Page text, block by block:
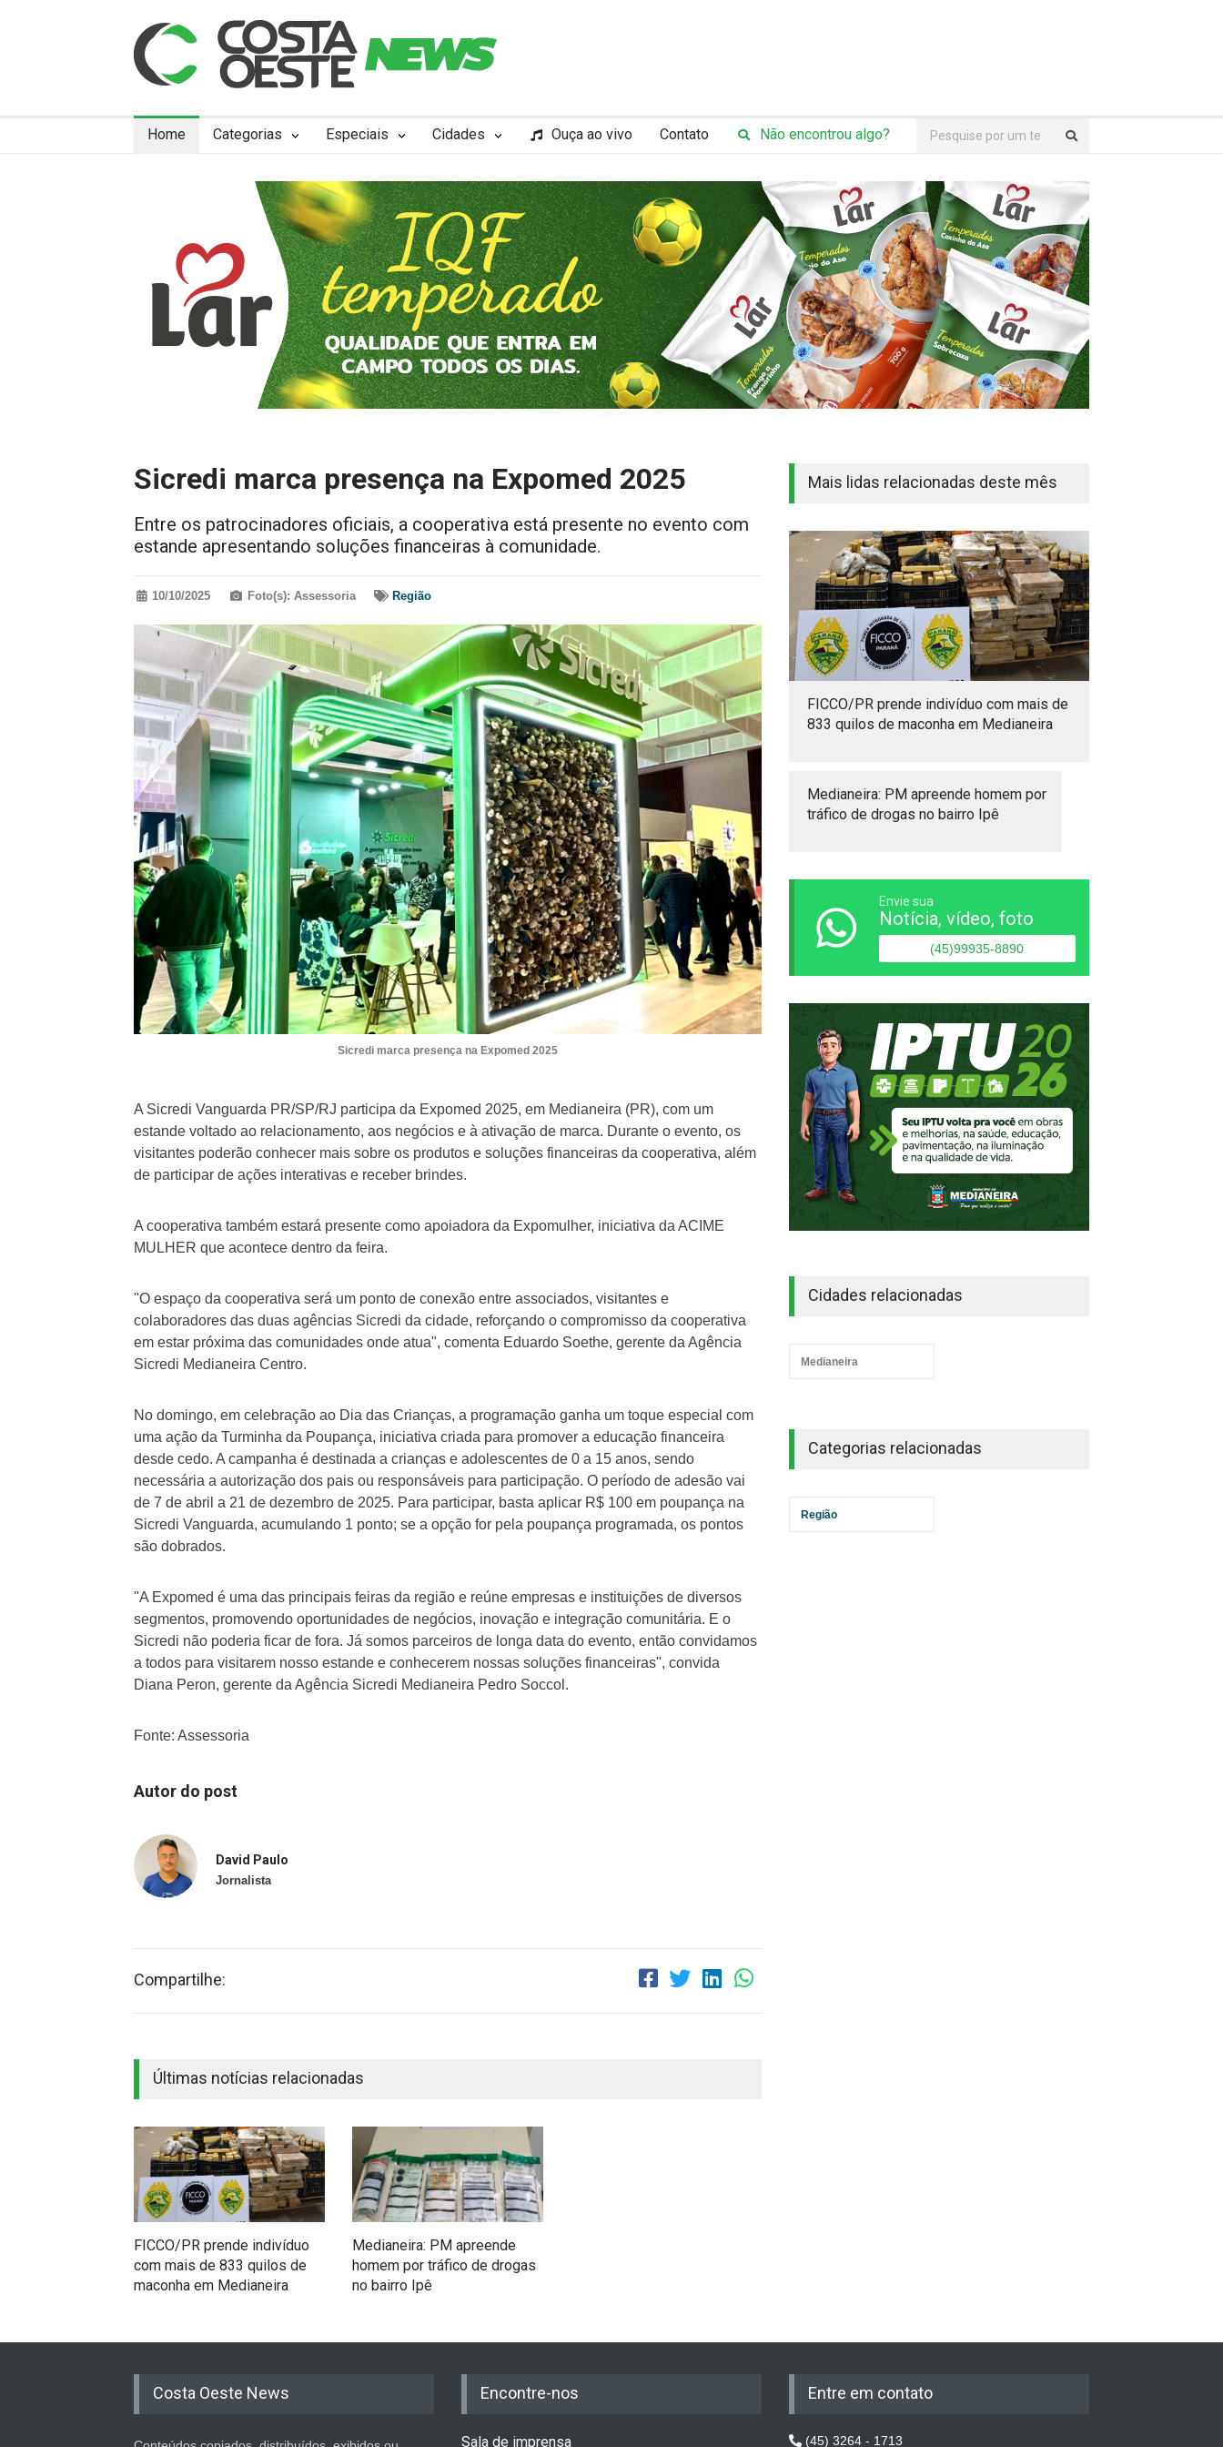
Home Categorias Especiais Cidades Ouça ao vivo Contato Não encontrou algo?
Sicredi marca presença na Expomed 2025
Entre os patrocinadores oficiais, a cooperativa está presente no evento com
estande apresentando soluções financeiras à comunidade.
10/10/2025 Foto(s): Assessoria Região
Sicredi marca presença na Expomed 2025
A Sicredi Vanguarda PR/SP/RJ participa da Expomed 2025, em Medianeira (PR), com um
estande voltado ao relacionamento, aos negócios e à ativação de marca. Durante o evento, os
visitantes poderão conhecer mais sobre os produtos e soluções financeiras da cooperativa, além
de participar de ações interativas e receber brindes.
A cooperativa também estará presente como apoiadora da Expomulher, iniciativa da ACIME
MULHER que acontece dentro da feira.
"O espaço da cooperativa será um ponto de conexão entre associados, visitantes e
colaboradores das duas agências Sicredi da cidade, reforçando o compromisso da cooperativa
em estar próxima das comunidades onde atua", comenta Eduardo Soethe, gerente da Agência
Sicredi Medianeira Centro.
No domingo, em celebração ao Dia das Crianças, a programação ganha um toque especial com
uma ação da Turminha da Poupança, iniciativa criada para promover a educação financeira
desde cedo. A campanha é destinada a crianças e adolescentes de 0 a 15 anos, sendo
necessária a autorização dos pais ou responsáveis para participação. O período de adesão vai
de 7 de abril a 21 de dezembro de 2025. Para participar, basta aplicar R$ 100 em poupança na
Sicredi Vanguarda, acumulando 1 ponto; se a opção for pela poupança programada, os pontos
são dobrados.
"A Expomed é uma das principais feiras da região e reúne empresas e instituições de diversos
segmentos, promovendo oportunidades de negócios, inovação e integração comunitária. E o
Sicredi não poderia ficar de fora. Já somos parceiros de longa data do evento, então convidamos
a todos para visitarem nosso estande e conhecerem nossas soluções financeiras", convida
Diana Peron, gerente da Agência Sicredi Medianeira Pedro Soccol.
Fonte: Assessoria
Autor do post
David Paulo
Jornalista
Compartilhe:
Últimas notícias relacionadas
FICCO/PR prende indivíduo
com mais de 833 quilos de
maconha em Medianeira
Medianeira: PM apreende
homem por tráfico de drogas
no bairro Ipê
Mais lidas relacionadas deste mês
FICCO/PR prende indivíduo com mais de
833 quilos de maconha em Medianeira
Medianeira: PM apreende homem por
tráfico de drogas no bairro Ipê
Envie sua
Notícia, vídeo, foto
(45)99935-8890
Cidades relacionadas
Medianeira
Categorias relacionadas
Região
Costa Oeste News Encontre-nos
Sala de imprensa
Entre em contato
(45) 3264 - 1713